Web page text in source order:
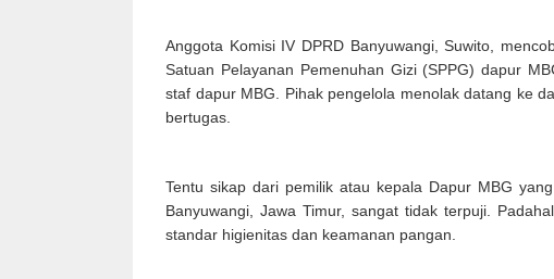
Anggota Komisi IV DPRD Banyuwangi, Suwito,
Satuan Pelayanan Pemenuhan Gizi (SPPG) dapur
staf dapur MBG. Pihak pengelola menolak datang ke
bertugas.
Tentu sikap dari pemilik atau kepala Dapur MBG
Banyuwangi, Jawa Timur, sangat tidak terpuji.
standar higienitas dan keamanan pangan.